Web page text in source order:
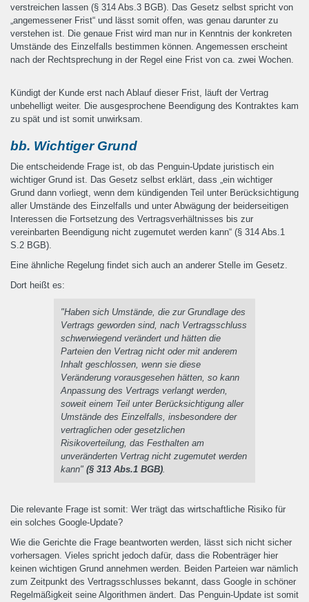
verstreichen lassen (§ 314 Abs.3 BGB). Das Gesetz selbst spricht von
„angemessener Frist“ und lässt somit offen, was genau darunter zu
verstehen ist. Die genaue Frist wird man nur in Kenntnis der konkreten
Umstände des Einzelfalls bestimmen können. Angemessen erscheint
nach der Rechtsprechung in der Regel eine Frist von ca. zwei Wochen.
Kündigt der Kunde erst nach Ablauf dieser Frist, läuft der Vertrag
unbehelligt weiter. Die ausgesprochene Beendigung des Kontraktes kam
zu spät und ist somit unwirksam.
bb. Wichtiger Grund
Die entscheidende Frage ist, ob das Penguin-Update juristisch ein
wichtiger Grund ist. Das Gesetz selbst erklärt, dass „ein wichtiger
Grund dann vorliegt, wenn dem kündigenden Teil unter Berücksichtigung
aller Umstände des Einzelfalls und unter Abwägung der beiderseitigen
Interessen die Fortsetzung des Vertragsverhältnisses bis zur
vereinbarten Beendigung nicht zugemutet werden kann“ (§ 314 Abs.1
S.2 BGB).
Eine ähnliche Regelung findet sich auch an anderer Stelle im Gesetz.
Dort heißt es:
"Haben sich Umstände, die zur Grundlage des
Vertrags geworden sind, nach Vertragsschluss
schwerwiegend verändert und hätten die
Parteien den Vertrag nicht oder mit anderem
Inhalt geschlossen, wenn sie diese
Veränderung vorausgesehen hätten, so kann
Anpassung des Vertrags verlangt werden,
soweit einem Teil unter Berücksichtigung aller
Umstände des Einzelfalls, insbesondere der
vertraglichen oder gesetzlichen
Risikoverteilung, das Festhalten am
unveränderten Vertrag nicht zugemutet werden
kann"(§ 313 Abs.1 BGB).
Die relevante Frage ist somit: Wer trägt das wirtschaftliche Risiko für
ein solches Google-Update?
Wie die Gerichte die Frage beantworten werden, lässt sich nicht sicher
vorhersagen. Vieles spricht jedoch dafür, dass die Robenträger hier
keinen wichtigen Grund annehmen werden. Beiden Parteien war nämlich
zum Zeitpunkt des Vertragsschlusses bekannt, dass Google in schöner
Regelmäßigkeit seine Algorithmen ändert. Das Penguin-Update ist somit